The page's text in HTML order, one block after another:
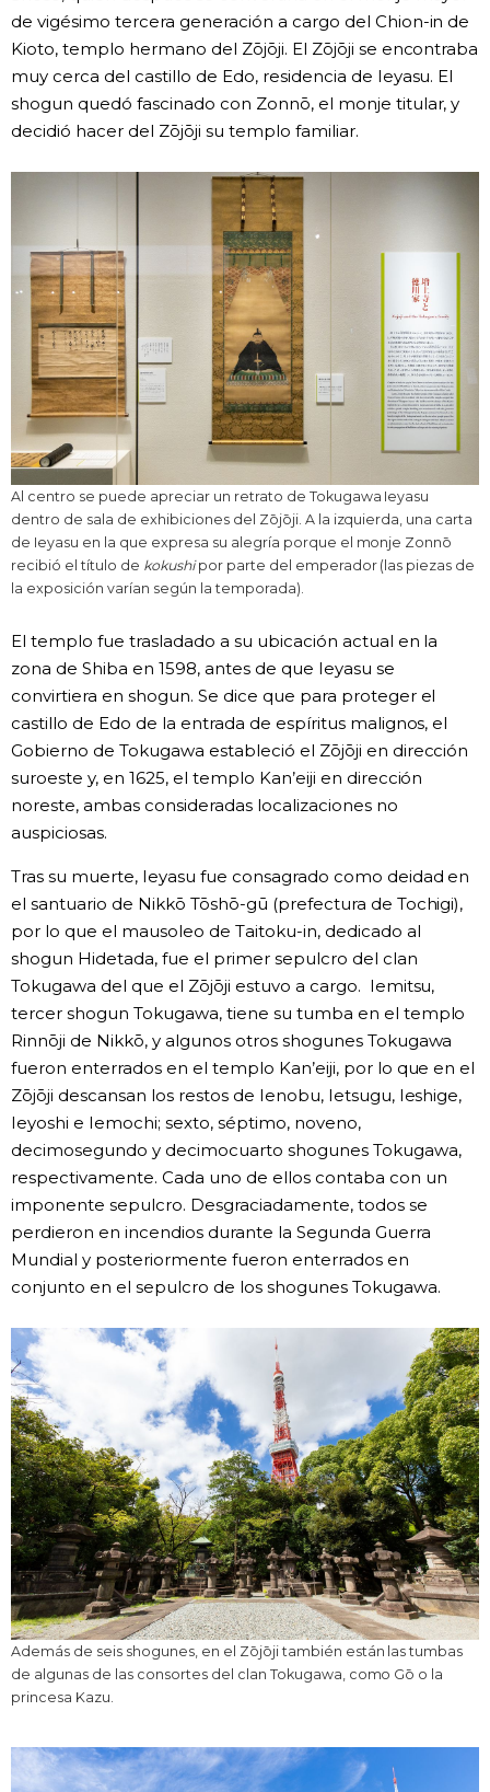
de vigésimo tercera generación a cargo del Chion-in de
Kioto, templo hermano del Zōjōji. El Zōjōji se encontraba
muy cerca del castillo de Edo, residencia de Ieyasu. El
shogun quedó fascinado con Zonnō, el monje titular, y
decidió hacer del Zōjōji su templo familiar.
Al centro se puede apreciar un retrato de Tokugawa Ieyasu
dentro de sala de exhibiciones del Zōjōji. A la izquierda, una carta
de Ieyasu en la que expresa su alegría porque el monje Zonnō
recibió el título de kokushipor parte del emperador (las piezas de
la exposición varían según la temporada).
El templo fue trasladado a su ubicación actual en la
zona de Shiba en 1598, antes de que Ieyasu se
convirtiera en shogun. Se dice que para proteger el
castillo de Edo de la entrada de espíritus malignos, el
Gobierno de Tokugawa estableció el Zōjōji en dirección
suroeste y, en 1625, el templo Kan’eiji en dirección
noreste, ambas consideradas localizaciones no
auspiciosas.
Tras su muerte, Ieyasu fue consagrado como deidad en
el santuario de Nikkō Tōshō-gū (prefectura de Tochigi),
por lo que el mausoleo de Taitoku-in, dedicado al
shogun Hidetada, fue el primer sepulcro del clan
Tokugawa del que el Zōjōji estuvo a cargo. Iemitsu,
tercer shogun Tokugawa, tiene su tumba en el templo
Rinnōji de Nikkō, y algunos otros shogunes Tokugawa
fueron enterrados en el templo Kan’eiji, por lo que en el
Zōjōji descansan los restos de Ienobu, Ietsugu, Ieshige,
Ieyoshi e Iemochi; sexto, séptimo, noveno,
decimosegundo y decimocuarto shogunes Tokugawa,
respectivamente. Cada uno de ellos contaba con un
imponente sepulcro. Desgraciadamente, todos se
perdieron en incendios durante la Segunda Guerra
Mundial y posteriormente fueron enterrados en
conjunto en el sepulcro de los shogunes Tokugawa.
Además de seis shogunes, en el Zōjōji también están las tumbas
de algunas de las consortes del clan Tokugawa, como Gō o la
princesa Kazu.